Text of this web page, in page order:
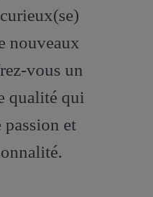
nouveaux
vous un
qualité qui
et